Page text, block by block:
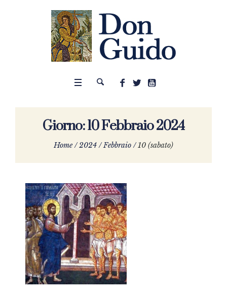
Giorno:10 Febbraio 2024
Home /2024 /Febbraio /10 (sabato)